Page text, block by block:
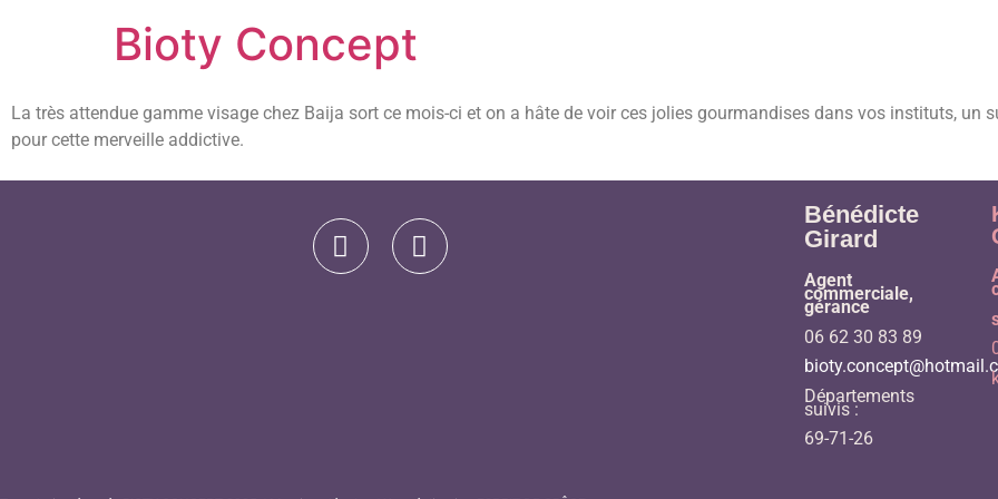
Bioty Concept
La très attendue gamme visage chez Baija sort ce mois-ci et on a hâte de voir ces jolies gourmandises dans vos instituts, un
pour cette merveille addictive.
Bénédicte
Girard
Agent
commerciale,
gérance
06 62 30 83 89
Départements
suivis :
69-71-26